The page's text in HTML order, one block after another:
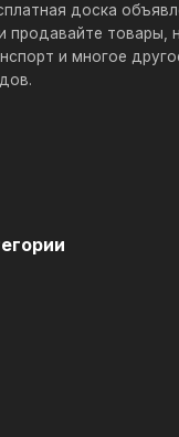
доска
продавайте товары,
и многое